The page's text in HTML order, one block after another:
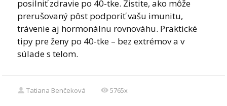
posilniť zdravie po 40-tke. Zistite, ako môže
prerušovaný pôst podporiť vašu imunitu,
trávenie aj hormonálnu rovnováhu. Praktické
tipy pre ženy po 40-tke – bez extrémov a v
súlade s telom.
Tatiana Benčeková 5765x